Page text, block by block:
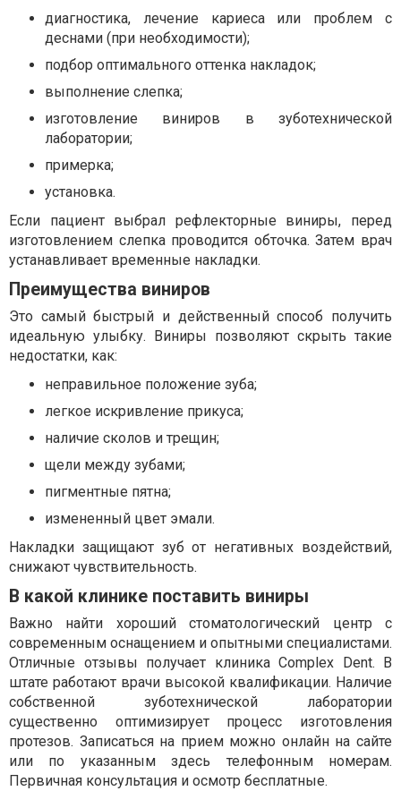
диагностика, лечение кариеса или проблем с
деснами (при необходимости);
подбор оптимального оттенка накладок;
выполнение слепка;
изготовление виниров в зуботехнической
лаборатории;
примерка;
установка.
Если пациент выбрал рефлекторные виниры, перед
изготовлением слепка проводится обточка. Затем врач
устанавливает временные накладки.
Преимущества виниров
Это самый быстрый и действенный способ получить
идеальную улыбку. Виниры позволяют скрыть такие
недостатки, как:
неправильное положение зуба;
легкое искривление прикуса;
наличие сколов и трещин;
щели между зубами;
пигментные пятна;
измененный цвет эмали.
Накладки защищают зуб от негативных воздействий,
снижают чувствительность.
В какой клинике поставить виниры
Важно найти хороший стоматологический центр с
современным оснащением и опытными специалистами.
Отличные отзывы получает клиника Complex Dent. В
штате работают врачи высокой квалификации. Наличие
собственной зуботехнической лаборатории
существенно оптимизирует процесс изготовления
протезов. Записаться на прием можно онлайн на сайте
или по указанным здесь телефонным номерам.
Первичная консультация и осмотр бесплатные.